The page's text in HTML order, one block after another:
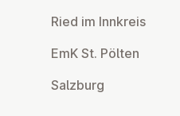
Ried im Innkreis
EmK St. Pölten
Salzburg